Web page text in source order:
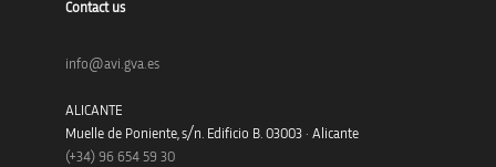
Contact us
info@avi.gva.es
ALICANTE
Muelle de Poniente, s/n. Edificio B. 03003 · Alicante
(+34) 96 654 59 30